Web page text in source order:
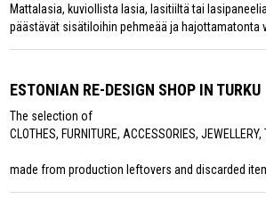
Mattalasia, kuviollista lasia, lasitiiltä tai
päästävät sisätiloihin pehmeää ja hajottamatonta
ESTONIAN RE-DESIGN SHOP IN TURKU
The selection of
CLOTHES, FURNITURE, ACCESSORIES, JEWELLERY,
made from production leftovers and discarded